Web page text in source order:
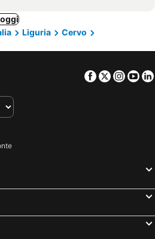
Liguria
Cervo
Facebook
Twitter